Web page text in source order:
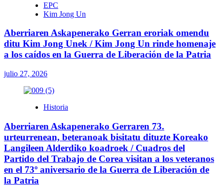
EPC
Kim Jong Un
Aberriaren Askapenerako Gerran eroriak omendu
ditu Kim Jong Unek / Kim Jong Un rinde homenaje
a los caídos en la Guerra de Liberación de la Patria
julio 27, 2026
Historia
Aberriaren Askapenerako Gerraren 73.
urteurrenean, beteranoak bisitatu dituzte Koreako
Langileen Alderdiko koadroek / Cuadros del
Partido del Trabajo de Corea visitan a los veteranos
en el 73º aniversario de la Guerra de Liberación de
la Patria